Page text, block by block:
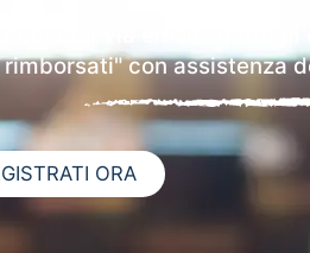
riceverai via email i
con assistenza
ORA